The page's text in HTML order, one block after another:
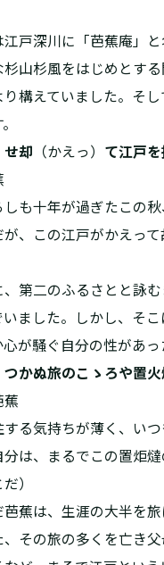
戸深川に「芭蕉庵」と
杉山杉風をはじめとす
り構えていました。そし
せ却 （かえっ） て江戸を
しも十年が過ぎたこの
、この江戸がかえっ
第二のふるさとと詠む
ました。しかし、そこ
が騒ぐ自分の性があっ
つかぬ旅のこゝろや置火
する気持ちが薄く、い
は、まるでこの置炬
）
蕉は、生涯の大半を旅
、その旅の多くを亡き